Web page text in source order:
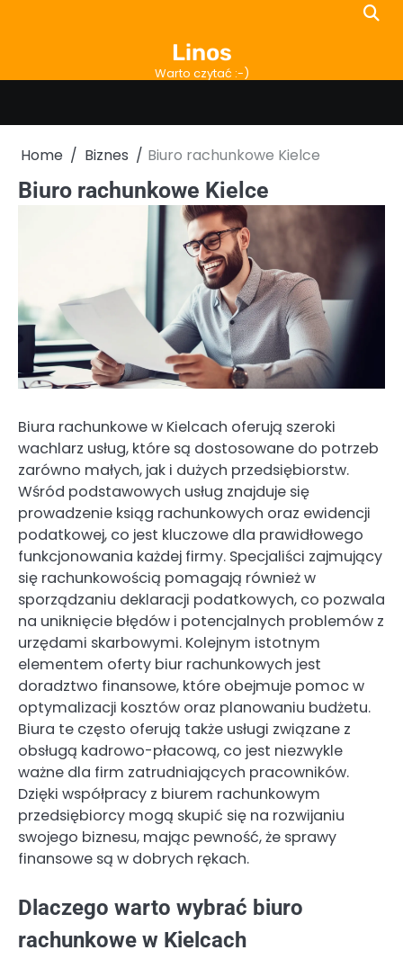
Linos
Warto czytać :-)
Home Biznes Biuro rachunkowe Kielce
Biuro rachunkowe Kielce
Biura rachunkowe w Kielcach oferują szeroki
wachlarz usług, które są dostosowane do potrzeb
zarówno małych, jak i dużych przedsiębiorstw.
Wśród podstawowych usług znajduje się
prowadzenie ksiąg rachunkowych oraz ewidencji
podatkowej, co jest kluczowe dla prawidłowego
funkcjonowania każdej firmy. Specjaliści zajmujący
się rachunkowością pomagają również w
sporządzaniu deklaracji podatkowych, co pozwala
na uniknięcie błędów i potencjalnych problemów z
urzędami skarbowymi. Kolejnym istotnym
elementem oferty biur rachunkowych jest
doradztwo finansowe, które obejmuje pomoc w
optymalizacji kosztów oraz planowaniu budżetu.
Biura te często oferują także usługi związane z
obsługą kadrowo-płacową, co jest niezwykle
ważne dla firm zatrudniających pracowników.
Dzięki współpracy z biurem rachunkowym
przedsiębiorcy mogą skupić się na rozwijaniu
swojego biznesu, mając pewność, że sprawy
finansowe są w dobrych rękach.
Dlaczego warto wybrać biuro
rachunkowe w Kielcach